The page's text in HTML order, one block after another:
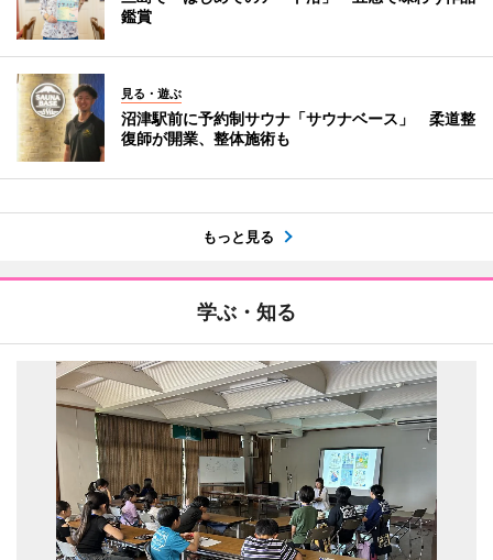
鑑賞
見る・遊ぶ
沼津駅前に予約制サウナ「サウナベース」 柔道整
復師が開業、整体施術も
もっと見る
学ぶ・知る